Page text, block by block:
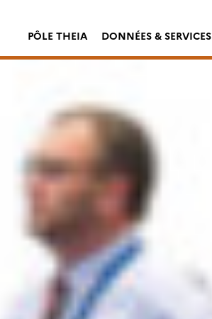
PÔLE THEIA DONNÉES & SERVICES